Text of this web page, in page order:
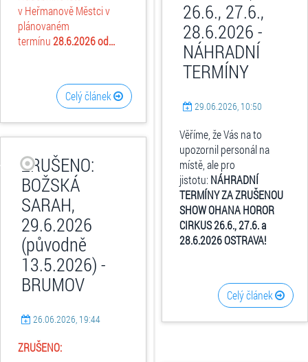
v Heřmanově Městci v
plánovaném
termínu28.6.2026 od...
Celý článek
26.6., 27.6.,
28.6.2026 -
NÁHRADNÍ
TERMÍNY
29.06.2026, 10:50
Věříme, že Vás na to
upozornil personál na
místě, ale pro
jistotu: NÁHRADNÍ
TERMÍNY ZA ZRUŠENOU
SHOWOHANA HOROR
CIRKUS 26.6., 27.6. a
28.6.2026 OSTRAVA!
Celý článek
ZRUŠENO:
BOŽSKÁ
SARAH,
29.6.2026
(původně
13.5.2026) -
BRUMOV
26.06.2026, 19:44
ZRUŠENO: